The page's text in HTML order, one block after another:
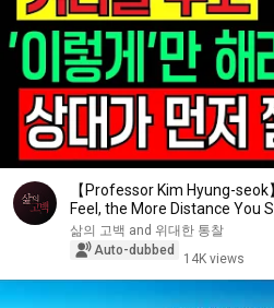
【Professor Kim Hyung-
Feel, the More Distance You
삶의 고백 and 위대한 통찰
Auto-dubbed
14K views